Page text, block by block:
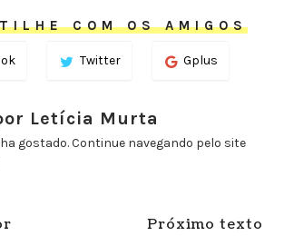
COM OS AMIGOS
Twitter Gplus
Letícia Murta
gostado. Continue navegando pelo site
Próximo texto